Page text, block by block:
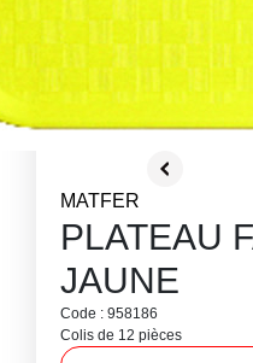
MATFER
PLATEAU
JAUNE
Code : 958186
Colis de 12 pièces